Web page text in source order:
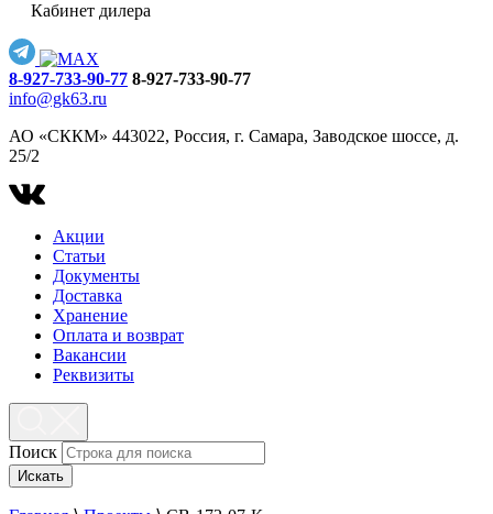
Кабинет дилера
8-927-733-90-77 8-927-733-90-77
info@gk63.ru
АО «СККМ» 443022, Россия, г. Самара, Заводское шоссе, д.
25/2
Акции
Статьи
Документы
Доставка
Хранение
Оплата и возврат
Вакансии
Реквизиты
Поиск
Искать